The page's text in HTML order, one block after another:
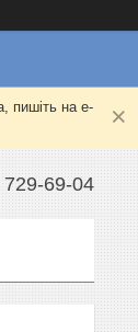
пишіть на e-
69-04